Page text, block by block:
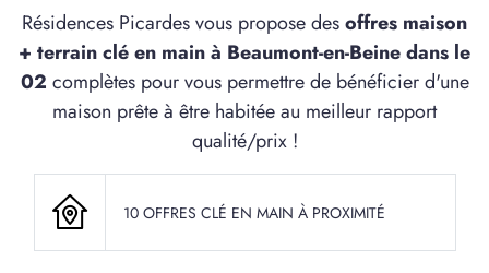
SERVICE BDL EXTENSION
Résidences Picardes vous propose desoffres maison
+ terrain clé en main à Beaumont-en-Beine dans le
02 complètes pour vous permettre de bénéficier d'une
maison prête à être habitée au meilleur rapport
qualité/prix !
10 OFFRES CLÉ EN MAIN À PROXIMITÉ